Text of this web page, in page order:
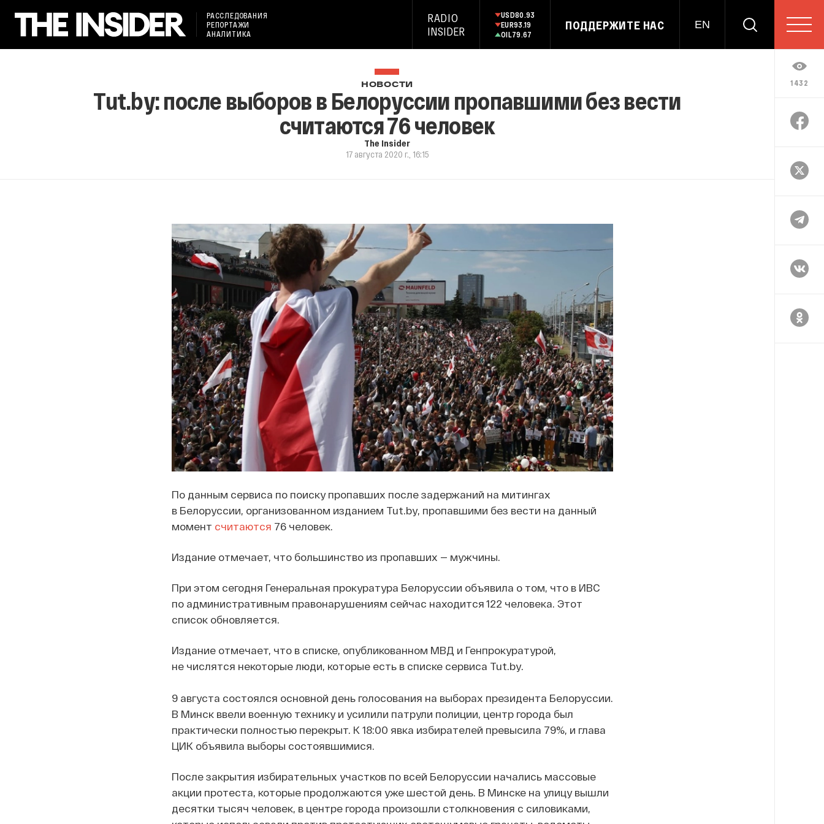
РАССЛЕДОВАНИЯ
РЕПОРТАЖИ
АНАЛИТИКА
RADIO
INSIDER
USD80.93
EUR93.19
OIL79.67
ПОДДЕРЖИТЕ НАС EN
1432
НОВОСТИ
Tut.by: после выборов в Белоруссии пропавшими без вести
считаются 76 человек
The Insider
17 августа 2020 г., 16:15
По данным сервиса по поиску пропавших после задержаний на митингах
в Белоруссии, организованном изданием Tut.by, пропавшими без вести на данный
момент считаются 76 человек.
Издание отмечает, что большинство из пропавших — мужчины.
При этом сегодня Генеральная прокуратура Белоруссии объявила о том, что в ИВС
по административным правонарушениям сейчас находится 122 человека. Этот
список обновляется.
Издание отмечает, что в списке, опубликованном МВД и Генпрокуратурой,
не числятся некоторые люди, которые есть в списке сервиса Tut.by.
9 августа состоялся основной день голосования на выборах президента Белоруссии.
В Минск ввели военную технику и усилили патрули полиции, центр города был
практически полностью перекрыт. К 18:00 явка избирателей превысила 79%, и глава
ЦИК объявила выборы состоявшимися.
После закрытия избирательных участков по всей Белоруссии начались массовые
акции протеста, которые продолжаются уже шестой день. В Минске на улицу вышли
десятки тысяч человек, в центре города произошли столкновения с силовиками,